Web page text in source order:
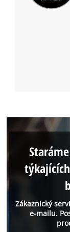
Zákaznický
e-mailu.